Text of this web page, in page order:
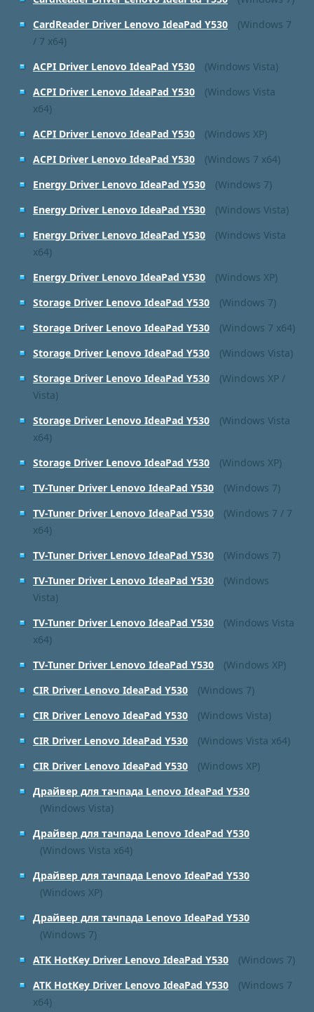
CardReader Driver Lenovo IdeaPad Y530
(Windows 7
/ 7 x64)
ACPI Driver Lenovo IdeaPad Y530
(Windows Vista)
ACPI Driver Lenovo IdeaPad Y530
(Windows Vista
x64)
ACPI Driver Lenovo IdeaPad Y530
(Windows XP)
ACPI Driver Lenovo IdeaPad Y530
(Windows 7 x64)
Energy Driver Lenovo IdeaPad Y530
(Windows 7)
Energy Driver Lenovo IdeaPad Y530
(Windows Vista)
Energy Driver Lenovo IdeaPad Y530
(Windows Vista
x64)
Energy Driver Lenovo IdeaPad Y530
(Windows XP)
Storage Driver Lenovo IdeaPad Y530
(Windows 7)
Storage Driver Lenovo IdeaPad Y530
(Windows 7 x64)
Storage Driver Lenovo IdeaPad Y530
(Windows Vista)
Storage Driver Lenovo IdeaPad Y530
(Windows XP /
Vista)
Storage Driver Lenovo IdeaPad Y530
(Windows Vista
x64)
Storage Driver Lenovo IdeaPad Y530
(Windows XP)
TV-Tuner Driver Lenovo IdeaPad Y530
(Windows 7)
TV-Tuner Driver Lenovo IdeaPad Y530
(Windows 7 / 7
x64)
TV-Tuner Driver Lenovo IdeaPad Y530
(Windows 7)
TV-Tuner Driver Lenovo IdeaPad Y530
(Windows
Vista)
TV-Tuner Driver Lenovo IdeaPad Y530
(Windows Vista
x64)
TV-Tuner Driver Lenovo IdeaPad Y530
(Windows XP)
CIR Driver Lenovo IdeaPad Y530
(Windows 7)
CIR Driver Lenovo IdeaPad Y530
(Windows Vista)
CIR Driver Lenovo IdeaPad Y530
(Windows Vista x64)
CIR Driver Lenovo IdeaPad Y530
(Windows XP)
Драйвер для тачпада Lenovo IdeaPad Y530
(Windows Vista)
Драйвер для тачпада Lenovo IdeaPad Y530
(Windows Vista x64)
Драйвер для тачпада Lenovo IdeaPad Y530
(Windows XP)
Драйвер для тачпада Lenovo IdeaPad Y530
(Windows 7)
ATK HotKey Driver Lenovo IdeaPad Y530
(Windows 7)
ATK HotKey Driver Lenovo IdeaPad Y530
(Windows 7
x64)